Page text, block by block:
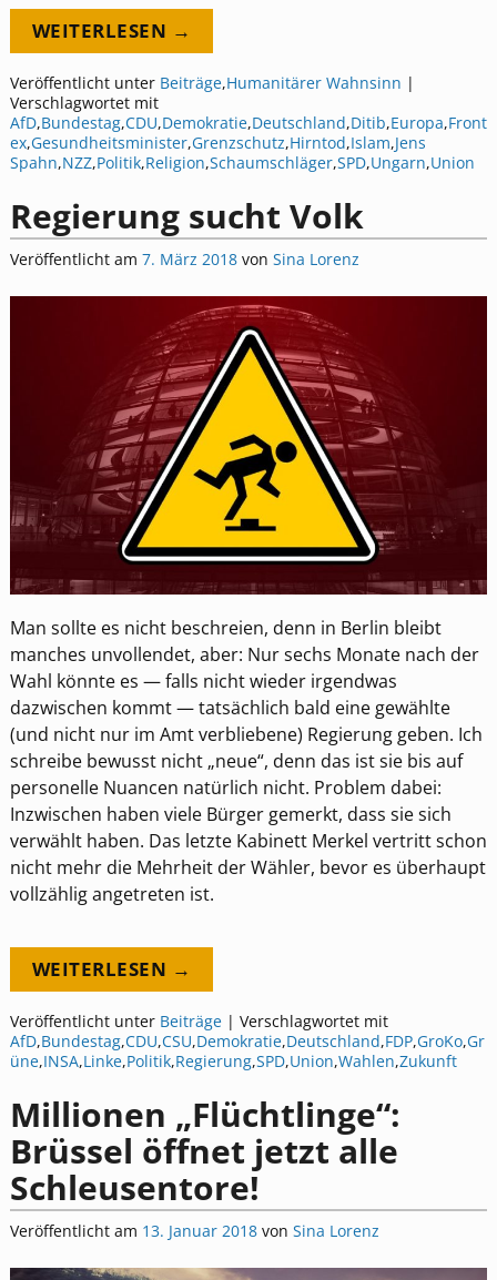
WEITERLESEN →
Veröffentlicht unter Beiträge,Humanitärer Wahnsinn |
Verschlagwortet mit
AfD,Bundestag,CDU,Demokratie,Deutschland,Ditib,Europa,Front
ex,Gesundheitsminister,Grenzschutz,Hirntod,Islam,Jens
Spahn,NZZ,Politik,Religion,Schaumschläger,SPD,Ungarn,Union
Regierung sucht Volk
Veröffentlicht am 7. März 2018 von Sina Lorenz
Man sollte es nicht beschreien, denn in Berlin bleibt
manches unvollendet, aber: Nur sechs Monate nach der
Wahl könnte es — falls nicht wieder irgendwas
dazwischen kommt — tatsächlich bald eine gewählte
(und nicht nur im Amt verbliebene) Regierung geben. Ich
schreibe bewusst nicht „neue“, denn das ist sie bis auf
personelle Nuancen natürlich nicht. Problem dabei:
Inzwischen haben viele Bürger gemerkt, dass sie sich
verwählt haben. Das letzte Kabinett Merkel vertritt schon
nicht mehr die Mehrheit der Wähler, bevor es überhaupt
vollzählig angetreten ist.
WEITERLESEN →
Veröffentlicht unter Beiträge| Verschlagwortet mit
AfD,Bundestag,CDU,CSU,Demokratie,Deutschland,FDP,GroKo,Gr
üne,INSA,Linke,Politik,Regierung,SPD,Union,Wahlen,Zukunft
Millionen „Flüchtlinge“:
Brüssel öffnet jetzt alle
Schleusentore!
Veröffentlicht am 13. Januar 2018 von Sina Lorenz